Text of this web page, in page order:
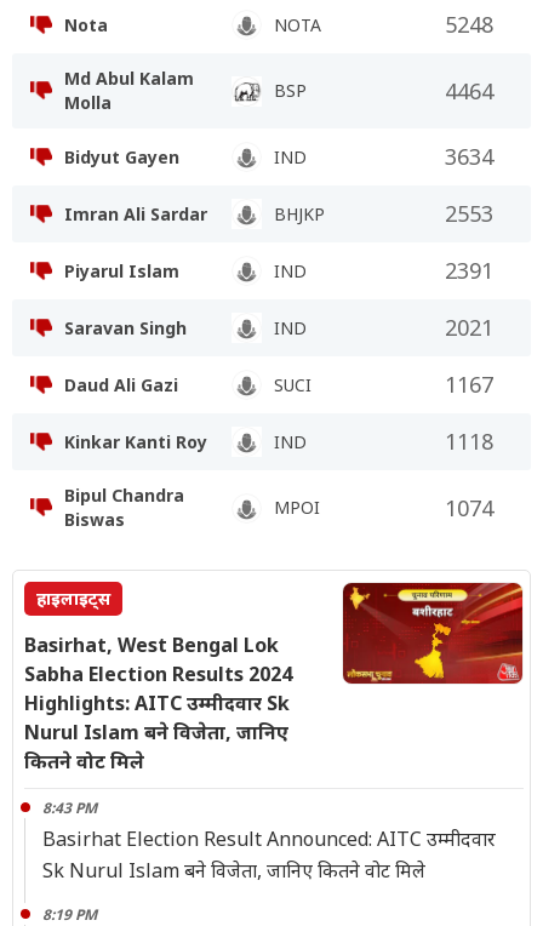
Nota NOTA 5248
Md Abul Kalam
Molla
BSP 4464
Bidyut Gayen IND 3634
Imran Ali Sardar BHJKP 2553
Piyarul Islam IND 2391
Saravan Singh IND 2021
Daud Ali Gazi SUCI 1167
Kinkar Kanti Roy IND 1118
Bipul Chandra
Biswas
MPOI 1074
हाइलाइट्स
Basirhat, West Bengal Lok
Sabha Election Results 2024
Highlights: AITC उम्मीदवार Sk
Nurul Islam बने विजेता, जानिए
कितने वोट मिले
8:43 PM
Basirhat Election Result Announced: AITC उम्मीदवार
Sk Nurul Islam बने विजेता, जानिए कितने वोट मिले
8:19 PM